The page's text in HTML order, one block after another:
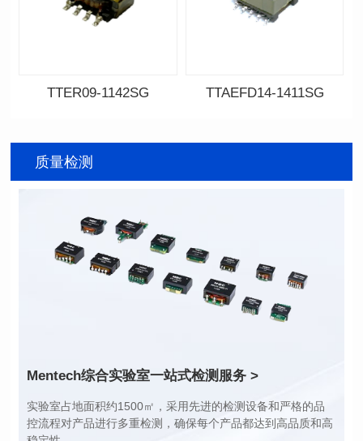
磁芯规格: ER9.5
封装类型: SMT
宽(mm): 10.0
高(mm): 6.0
电感值(μH): 45.6min
-40℃~125℃
TTER09-1142SG
封装类型: SMT
电感值(μH): 300min
（Vac): 2700V AC
安规距离(mm): 3mm
-40℃~125℃
TTAEFD14-1411SG
质量检测
Mentech综合实验室一站式检测服务 >